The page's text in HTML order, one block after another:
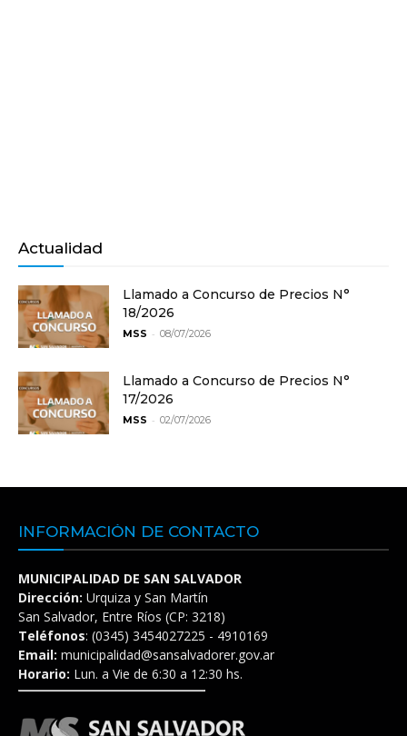
Actualidad
Llamado a Concurso de Precios N°
18/2026
MSS - 08/07/2026
Llamado a Concurso de Precios N°
17/2026
MSS - 02/07/2026
INFORMACIÓN DE CONTACTO
MUNICIPALIDAD DE SAN SALVADOR
Dirección: Urquiza y San Martín
San Salvador, Entre Ríos (CP: 3218)
Teléfonos: (0345) 3454027225 - 4910169
Email: municipalidad@sansalvadorer.gov.ar
Horario: Lun. a Vie de 6:30 a 12:30 hs.